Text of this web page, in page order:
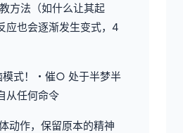
方法（如什么让其起
应也会逐渐发生变式，4
式！・催○ 处于半梦半
从任何命令
动作，保留原本的精神